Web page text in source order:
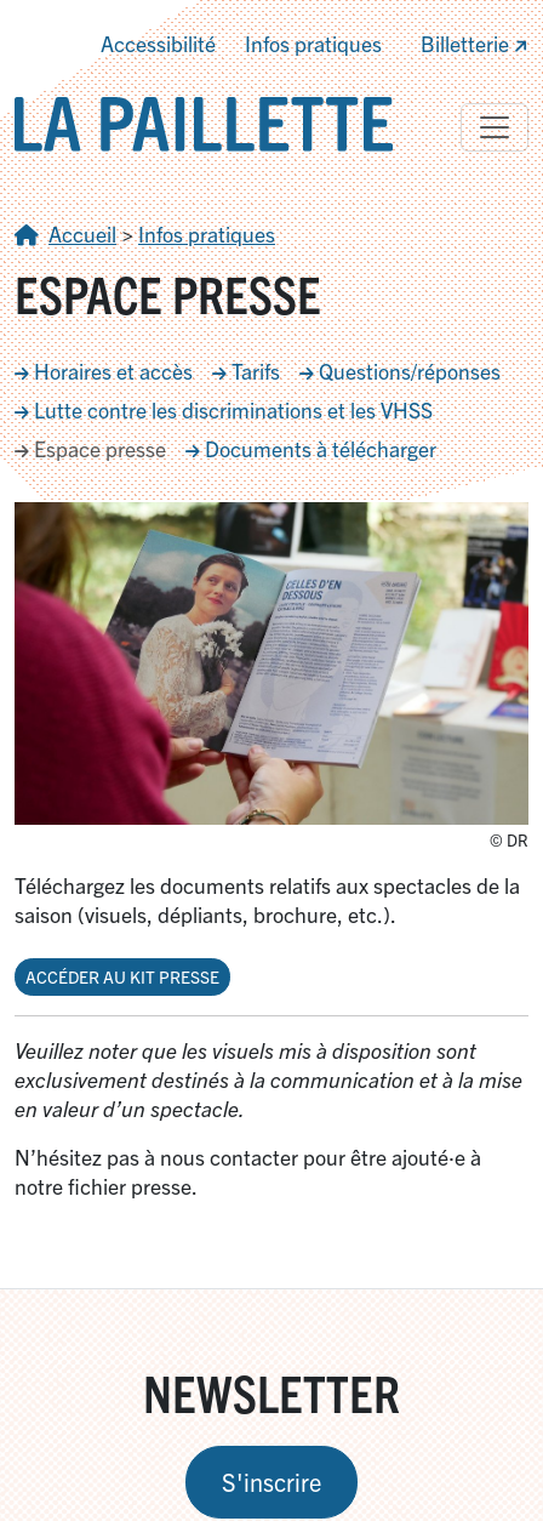
Accessibilité Infos pratiques Billetterie
Accueil>Infos pratiques
ESPACE PRESSE
Horaires et accès Tarifs
Questions/réponses
Lutte contre les discriminations et les VHSS
Espace presse
Documents à télécharger
© DR
Téléchargez les documents relatifs aux spectacles de la
saison (visuels, dépliants, brochure, etc.).
ACCÉDER AU KIT PRESSE
Veuillez noter que les visuels mis à disposition sont
exclusivement destinés à la communication et à la mise
en valeur d’un spectacle.
N’hésitez pas à nous contacter pour être ajouté·e à
notre fichier presse.
NEWSLETTER
S'inscrire